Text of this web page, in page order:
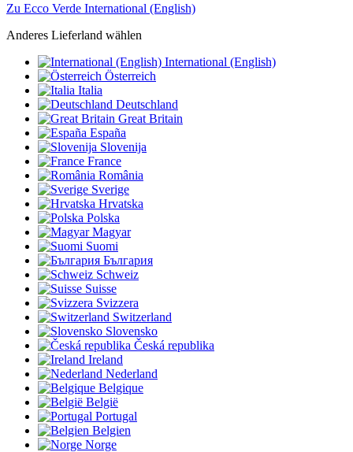
Zu Ecco Verde International (English)
Anderes Lieferland wählen
International (English)
Österreich
Italia
Deutschland
Great Britain
España
Slovenija
France
România
Sverige
Hrvatska
Polska
Magyar
Suomi
България
Schweiz
Suisse
Svizzera
Switzerland
Slovensko
Česká republika
Ireland
Nederland
Belgique
België
Portugal
Belgien
Norge